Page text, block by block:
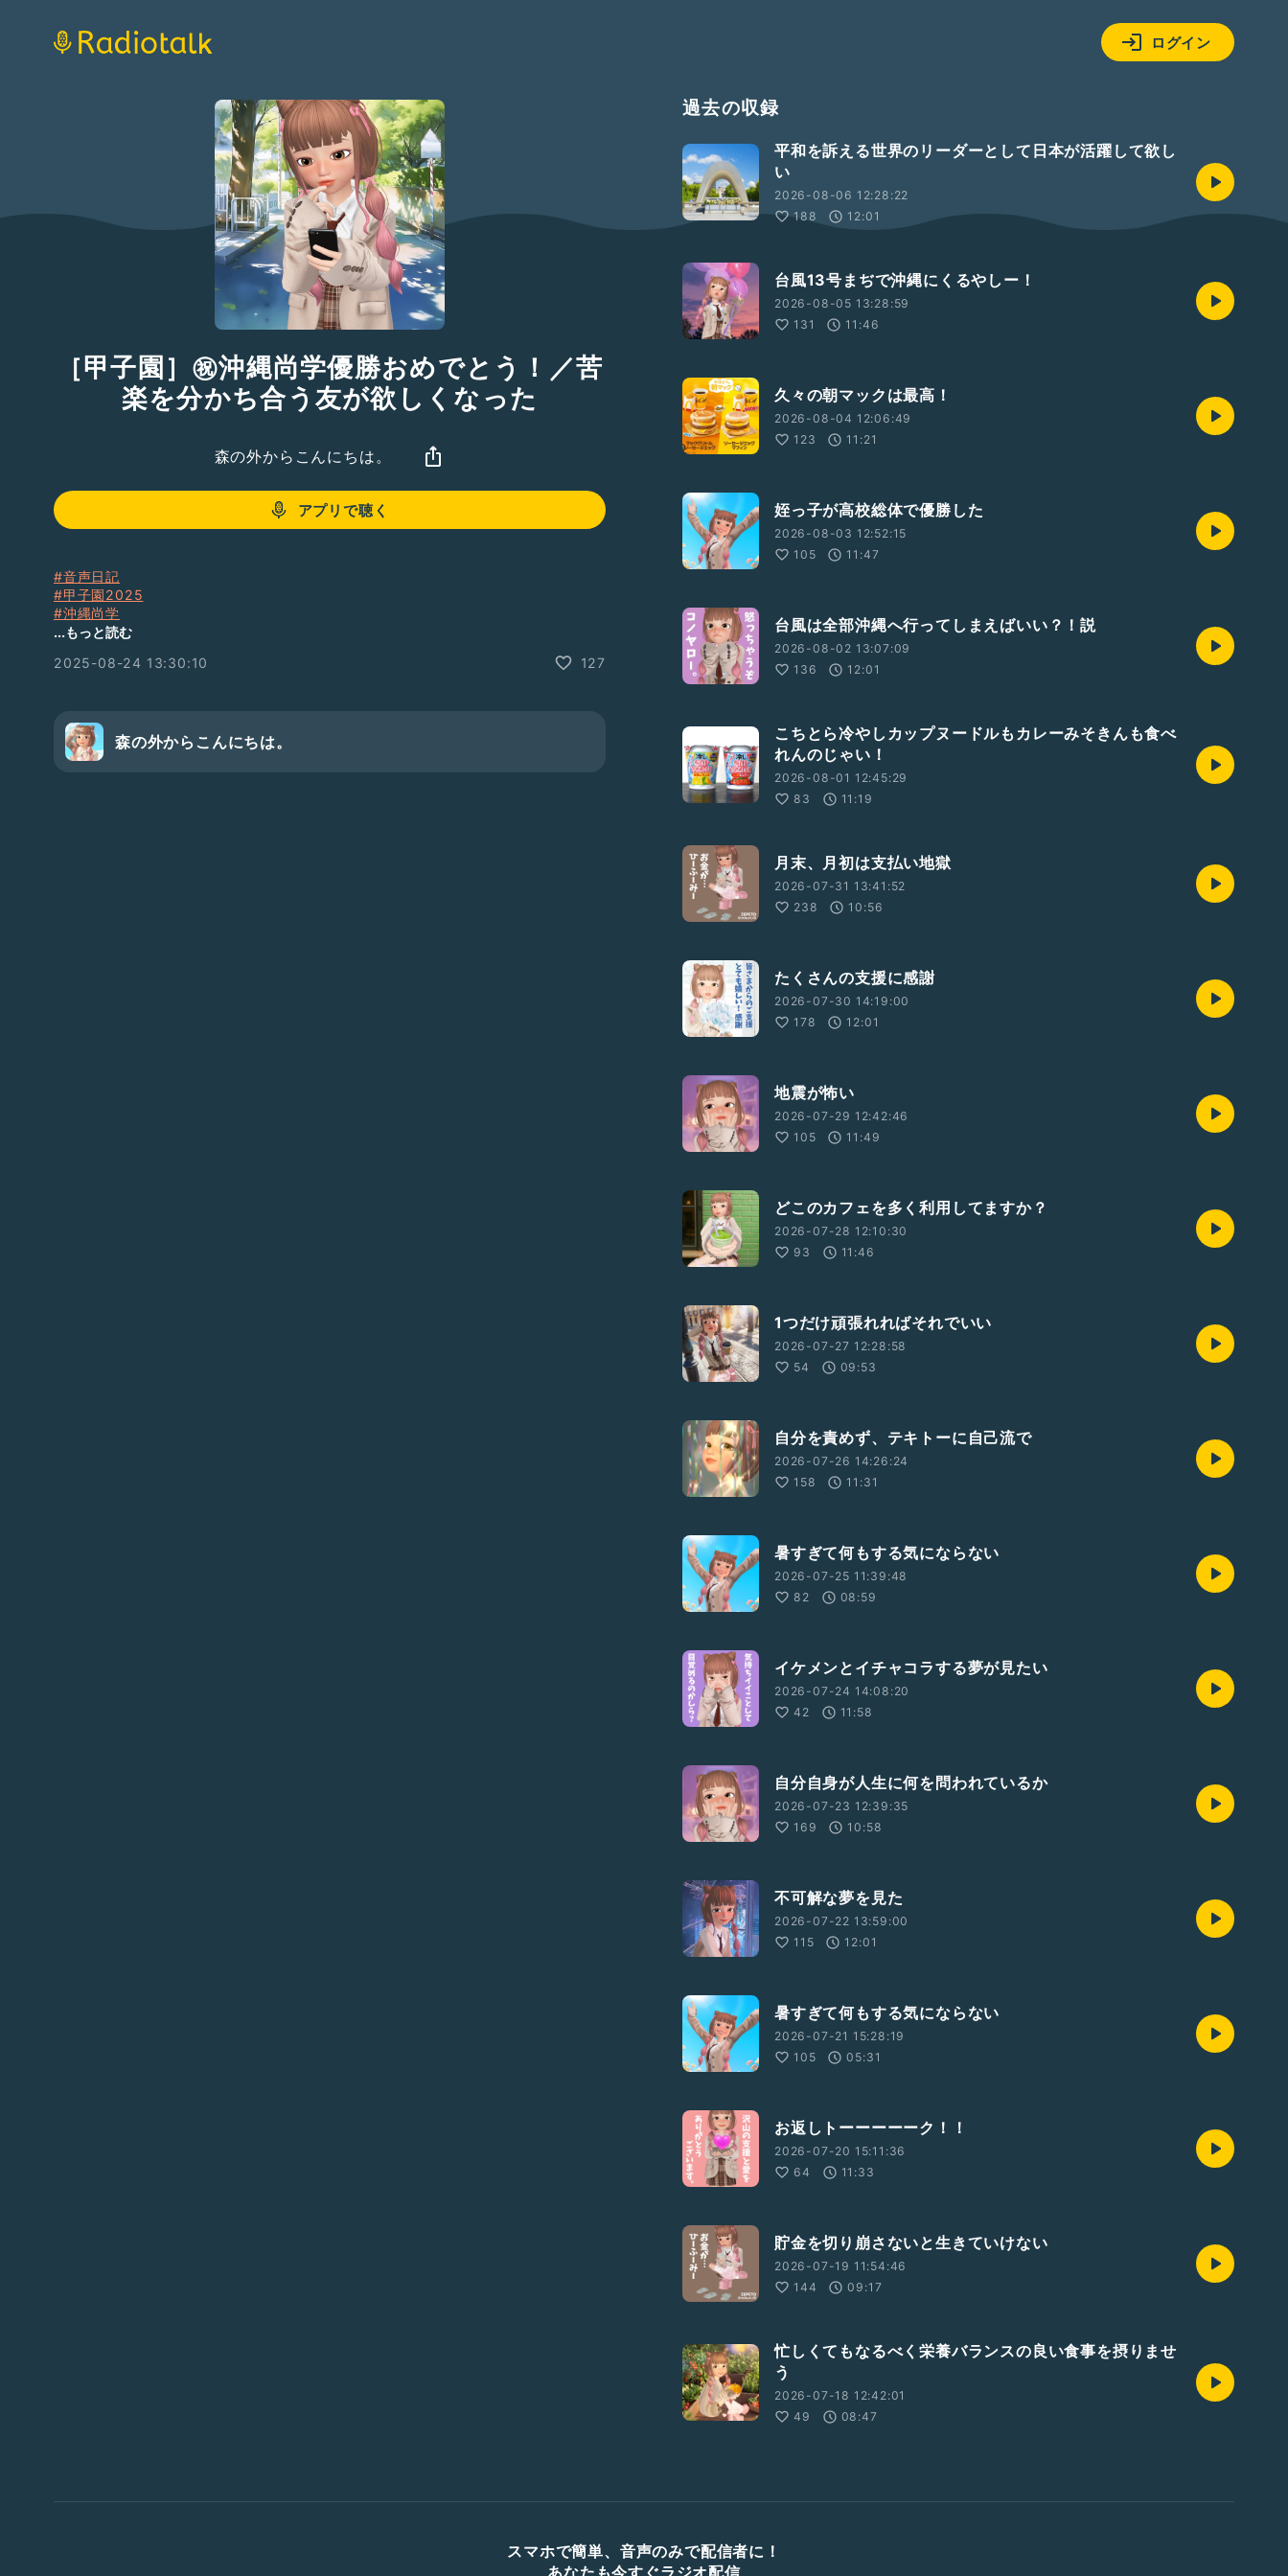
ログイン
［甲子園］㊗️沖縄尚学優勝おめでとう！／苦
楽を分かち合う友が欲しくなった
森の外からこんにちは。
アプリで聴く
#音声日記
#甲子園2025
#沖縄尚学
#優勝
#オネエAI
...もっと読む
2025-08-24 13:30:10
127
森の外からこんにちは。
過去の収録
平和を訴える世界のリーダーとして日本が活躍して欲し
い
2026-08-06 12:28:22
188
12:01
台風13号まぢで沖縄にくるやしー！
2026-08-05 13:28:59
131
11:46
久々の朝マックは最高！
2026-08-04 12:06:49
123
11:21
姪っ子が高校総体で優勝した
2026-08-03 12:52:15
105
11:47
台風は全部沖縄へ行ってしまえばいい？！説
2026-08-02 13:07:09
136
12:01
こちとら冷やしカップヌードルもカレーみそきんも食べ
れんのじゃい！
2026-08-01 12:45:29
83
11:19
月末、月初は支払い地獄
2026-07-31 13:41:52
238
10:56
たくさんの支援に感謝
2026-07-30 14:19:00
178
12:01
地震が怖い
2026-07-29 12:42:46
105
11:49
どこのカフェを多く利用してますか？
2026-07-28 12:10:30
93
11:46
1つだけ頑張れればそれでいい
2026-07-27 12:28:58
54
09:53
自分を責めず、テキトーに自己流で
2026-07-26 14:26:24
158
11:31
暑すぎて何もする気にならない
2026-07-25 11:39:48
82
08:59
イケメンとイチャコラする夢が見たい
2026-07-24 14:08:20
42
11:58
自分自身が人生に何を問われているか
2026-07-23 12:39:35
169
10:58
不可解な夢を見た
2026-07-22 13:59:00
115
12:01
暑すぎて何もする気にならない
2026-07-21 15:28:19
105
05:31
お返しトーーーーーク！！
2026-07-20 15:11:36
64
11:33
貯金を切り崩さないと生きていけない
2026-07-19 11:54:46
144
09:17
忙しくてもなるべく栄養バランスの良い食事を摂りませ
う
2026-07-18 12:42:01
49
08:47
スマホで簡単、音声のみで配信者に！
あなたも今すぐラジオ配信